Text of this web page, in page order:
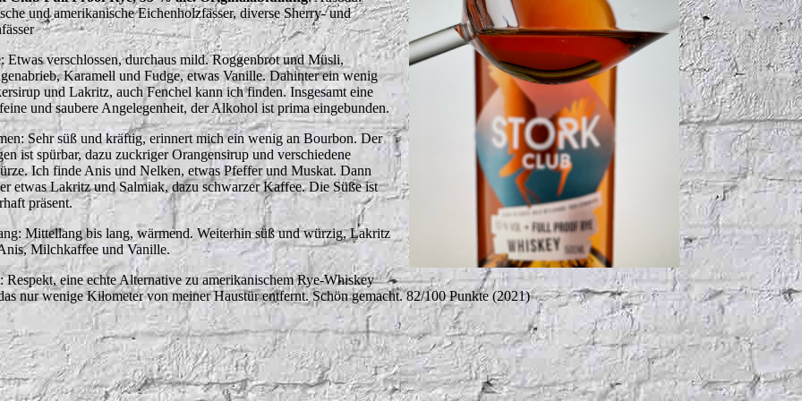
und amerikanische Eichenholzfässer, diverse Sherry- und
Etwas verschlossen, durchaus mild. Roggenbrot und Müsli,
Karamell und Fudge, etwas Vanille. Dahinter ein wenig
und Lakritz, auch Fenchel kann ich finden. Insgesamt eine
und saubere Angelegenheit, der Alkohol ist prima eingebunden.
Sehr süß und kräftig, erinnert mich ein wenig an Bourbon. Der
ist spürbar, dazu zuckriger Orangensirup und verschiedene
Ich finde Anis und Nelken, etwas Pfeffer und Muskat. Dann
etwas Lakritz und Salmiak, dazu schwarzer Kaffee. Die Süße ist
präsent.
Mittellang bis lang, wärmend. Weiterhin süß und würzig, Lakritz
Milchkaffee und Vanille.
Respekt, eine echte Alternative zu amerikanischem Rye-Whiskey
nur wenige Kilometer von meiner Haustür entfernt. Schön gemacht. 82/100 Punkte (2021)